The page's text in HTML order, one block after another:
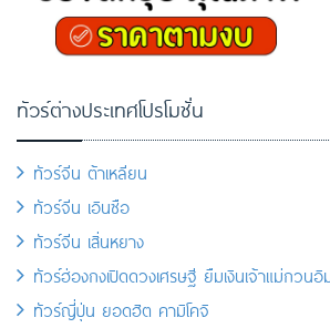
ทัวร์ต่างประเทศโปรโมชั่น
ทัวร์จีน ต้าเหลียน
ทัวร์จีน เอินซือ
ทัวร์จีน เสิ่นหยาง
ทัวร์ฮ่องกงเปิดดวงเศรษฐี ยืมเงินเจ้าแม่กวน
ทัวร์ญี่ปุ่น ยอดฮิต คามิโคจิ